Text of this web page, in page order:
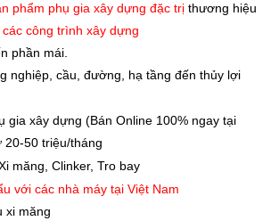
phẩm phụ gia xây dựng đặc trị thương hiệu
công trình xây dựng
phần mái.
nghiệp, cầu, đường, hạ tầng đến thủy lợi
gia xây dựng (Bán Online 100% ngay tại
20-50 triệu/tháng
măng, Clinker, Tro bay
với các nhà máy tại Việt Nam
xi măng